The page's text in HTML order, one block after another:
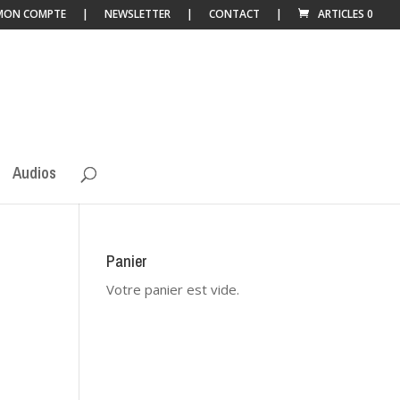
COMPTE NEWSLETTER CONTACT ARTICLES 0
Audios
Panier
Votre panier est vide.